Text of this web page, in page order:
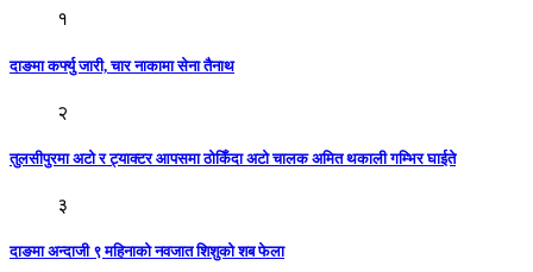
१
दाङमा कर्फ्यु जारी, चार नाकामा सेना तैनाथ
२
तुलसीपुरमा अटो र ट्याक्टर आपसमा ठोकिँदा अटाे चालक अमित थकाली गम्भिर घाईते
३
दाङमा अन्दाजी ९ महिनाको नवजात शिशुको शब फेला